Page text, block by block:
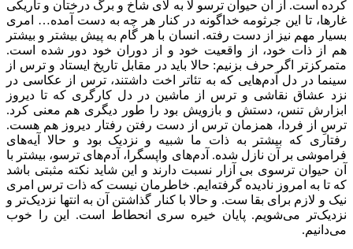
کرده است. از آن حیوان ترسو لا به لای شاخ و برگ درختان و تاریکی
غارها، تا این جرثومه خداگونه در کنار هر چه به دست آمده… امری
بسیار مهم نیز از دست رفته. انسان با هر گام به پیش بیشتر و بیشتر
هم از ذات خود، از واقعیت خود و از دوران خود دور شده است.
متمرکزتر اگر حرف بزنیم: حالا باید در مقابل تاریخ ایستاد و ترس از
سینما در دل آدم‌هایی که به تئاتر اخت داشتند، ترس از عکاسی در
نزد عشاق نقاشی و ترس از ماشین در دل کارگری که تا دیروز
ابزارش تنس، دستش و بازویش بود را طور دیگری هم معنی کرد.
ترسِ از فردا، همزمان ترس از دست رفتن رفتار دیروز هم هست.
رفتاری که بیشتر به ذات ما شبیه و نزدیک بود و حالا آیه‌های
فراموشی بر آن نازل شده. آدم‌های واپسگرا، آدم‌های ترسو، بیشتر با
آن حیوان ترسوی بی آزار نسبت دارند و این شاید نکته مثبتی باشد
که تا به امروز نادیده گرفته‌ایم. خاطرمان نیست که ذات ترس امری
نیک و لازم برای بقا ست. و حالا با کنار گذاشتن آن به انتها نزدیک‌تر و
نزدیک‌تر می‌شویم. پایان خیره سری انحطاط است. این را خوب
می‌دانیم.